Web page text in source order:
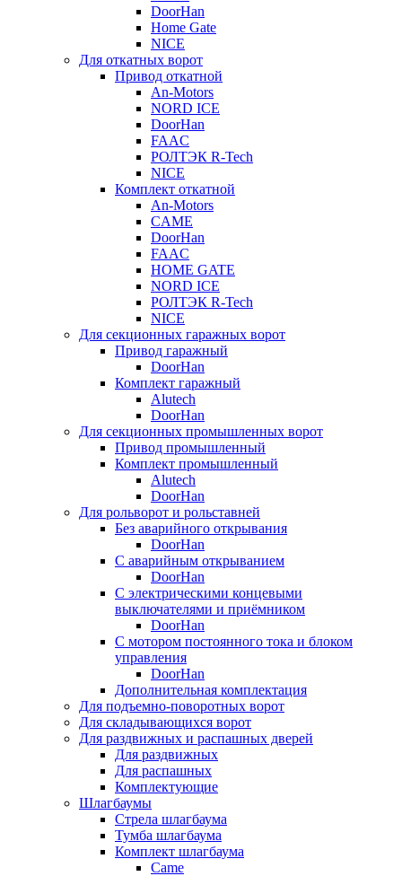
DoorHan
Home Gate
NICE
Для откатных ворот
Привод откатной
An-Motors
NORD ICE
DoorHan
FAAC
РОЛТЭК R-Tech
NICE
Комплект откатной
An-Motors
CAME
DoorHan
FAAC
HOME GATE
NORD ICE
РОЛТЭК R-Tech
NICE
Для секционных гаражных ворот
Привод гаражный
DoorHan
Комплект гаражный
Alutech
DoorHan
Для секционных промышленных ворот
Привод промышленный
Комплект промышленный
Alutech
DoorHan
Для рольворот и рольставней
Без аварийного открывания
DoorHan
С аварийным открыванием
DoorHan
С электрическими концевыми
выключателями и приёмником
DoorHan
С мотором постоянного тока и блоком
управления
DoorHan
Дополнительная комплектация
Для подъемно-поворотных ворот
Для складывающихся ворот
Для раздвижных и распашных дверей
Для раздвижных
Для распашных
Комплектующие
Шлагбаумы
Стрела шлагбаума
Тумба шлагбаума
Комплект шлагбаума
Came